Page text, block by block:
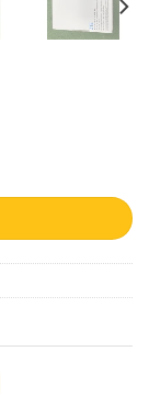
số lượng